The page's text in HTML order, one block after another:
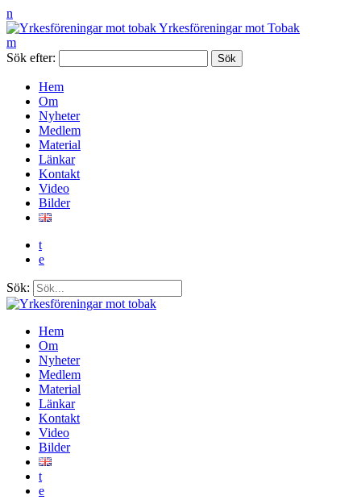
n
Yrkesföreningar mot Tobak
m
Sök efter:
Hem
Om
Nyheter
Medlem
Material
Länkar
Kontakt
Video
Bilder
t
e
Sök:
Hem
Om
Nyheter
Medlem
Material
Länkar
Kontakt
Video
Bilder
t
e